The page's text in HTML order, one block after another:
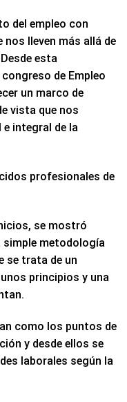
del empleo con
nos lleven más allá de
esta
de Empleo
un marco de
vista que nos
integral de la
profesionales de
se mostró
simple metodología
se trata de un
principios y una
como los puntos de
y desde ellos se
laborales según la